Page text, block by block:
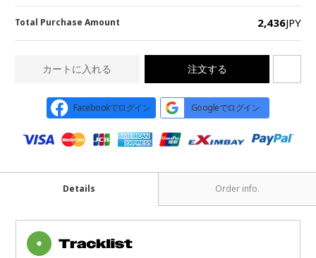
Total Purchase Amount 2,436JPY
カートに入れる 注文する
Facebookでログイン Googleでログイン
Details Order info.